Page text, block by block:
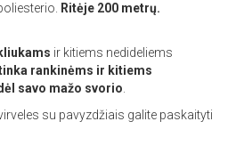
Ritėje 200 metrų.
ir kitiems nedideliems
rankinėms ir kitiems
savo mažo svorio
su pavyzdžiais galite paskaityti